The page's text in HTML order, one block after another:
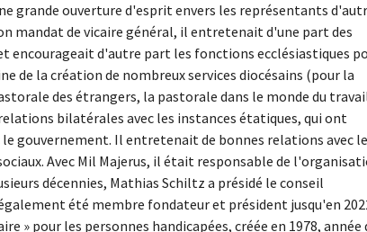
grande ouverture d'esprit envers les représentants
mandat de vicaire général, il entretenait d'une part des
encourageait d'autre part les fonctions ecclésiastiques
de la création de nombreux services diocésains (pour la
des étrangers, la pastorale dans le monde du
bilatérales avec les instances étatiques, qui ont
gouvernement. Il entretenait de bonnes relations avec
Avec Mil Majerus, il était responsable de
décennies, Mathias Schiltz a présidé le conseil
été membre fondateur et président jusqu'en
» pour les personnes handicapées, créée en 1978, année